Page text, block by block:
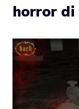
horror di